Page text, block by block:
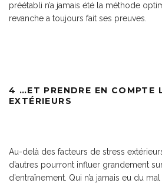
préétabli n’a jamais été la méthode
revanche a toujours fait ses preuves.
4 …ET PRENDRE EN COMPTE
EXTÉRIEURS
Au-delà des facteurs de stress
d’autres pourront influer grandement
d’entraînement. Qui n’a jamais eu du